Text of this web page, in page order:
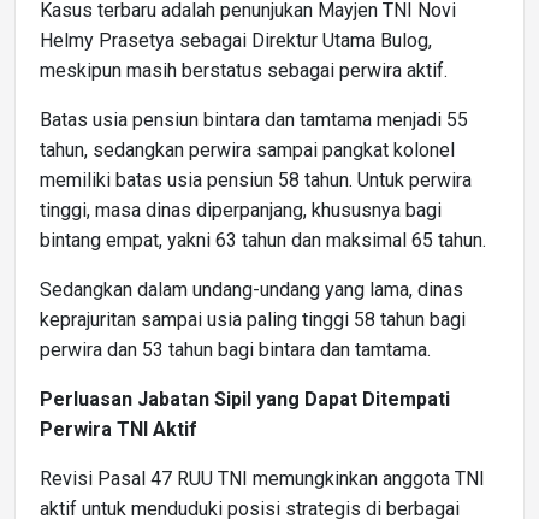
Kasus terbaru adalah penunjukan Mayjen TNI Novi
Helmy Prasetya sebagai Direktur Utama Bulog,
meskipun masih berstatus sebagai perwira aktif.
Batas usia pensiun bintara dan tamtama menjadi 55
tahun, sedangkan perwira sampai pangkat kolonel
memiliki batas usia pensiun 58 tahun. Untuk perwira
tinggi, masa dinas diperpanjang, khususnya bagi
bintang empat, yakni 63 tahun dan maksimal 65 tahun.
Sedangkan dalam undang-undang yang lama, dinas
keprajuritan sampai usia paling tinggi 58 tahun bagi
perwira dan 53 tahun bagi bintara dan tamtama.
Perluasan Jabatan Sipil yang Dapat Ditempati
Perwira TNI Aktif
Revisi Pasal 47 RUU TNI memungkinkan anggota TNI
aktif untuk menduduki posisi strategis di berbagai